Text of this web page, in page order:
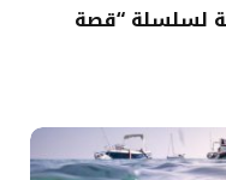
لسلسلة “قصة